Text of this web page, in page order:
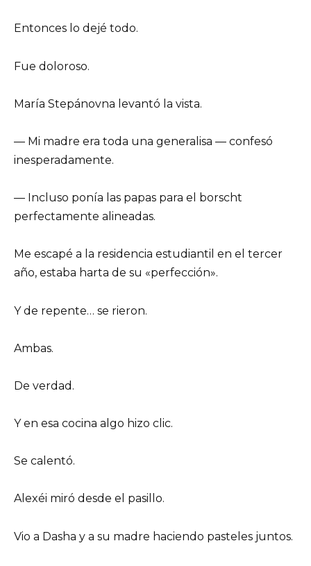
Entonces lo dejé todo.
Fue doloroso.
María Stepánovna levantó la vista.
— Mi madre era toda una generalisa — confesó
inesperadamente.
— Incluso ponía las papas para el borscht
perfectamente alineadas.
Me escapé a la residencia estudiantil en el tercer
año, estaba harta de su «perfección».
Y de repente… se rieron.
Ambas.
De verdad.
Y en esa cocina algo hizo clic.
Se calentó.
Alexéi miró desde el pasillo.
Vio a Dasha y a su madre haciendo pasteles juntos.